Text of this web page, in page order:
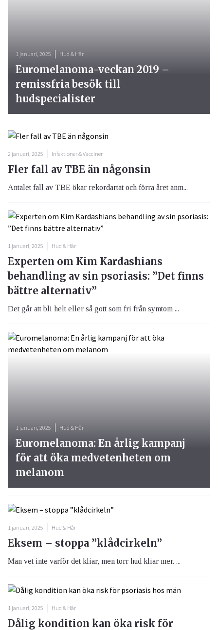
2 januari, 2025 Infektioner & Vacciner
Fler fall av TBE än någonsin
Antalet fall av TBE ökar rekordartat och förra året anm...
1 januari, 2025 Hud & Hår
Experten om Kim Kardashians
behandling av sin psoriasis: ”Det finns
bättre alternativ”
Det går att bli helt eller så gott som fri från symtom ...
1 januari, 2025 Hud & Hår
Euromelanoma-veckan 2019 –
remissfria besök till
hudspecialister
1 januari, 2025 Hud & Hår
Euromelanoma: En årlig kampanj
för att öka medvetenheten om
melanom
1 januari, 2025 Hud & Hår
Eksem – stoppa ”klådcirkeln”
Man vet inte varför det kliar, men torr hud kliar mer. ...
1 januari, 2025 Hud & Hår
Dålig kondition kan öka risk för